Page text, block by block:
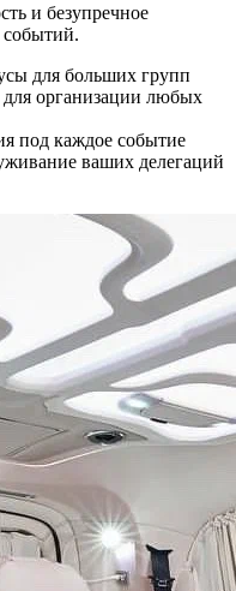
и безупречное
для больших групп
организации любых
под каждое событие
ваших делегаций